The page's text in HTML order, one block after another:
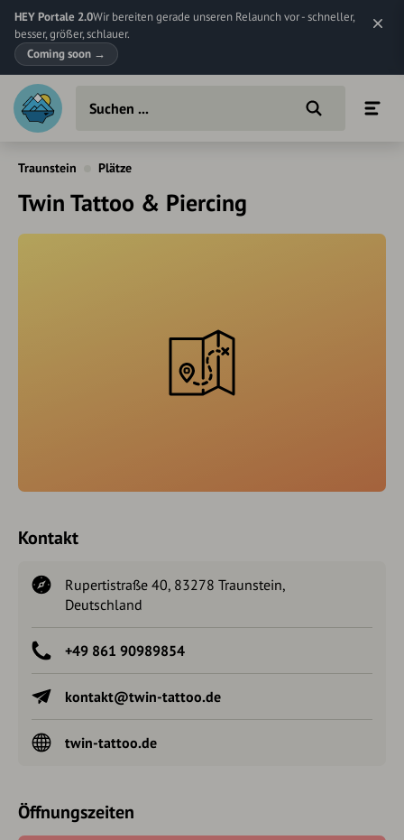
HEY Portale 2.0Wir bereiten gerade unseren Relaunch vor - schneller,
besser, größer, schlauer.
Coming soon →
Traunstein Plätze
Twin Tattoo & Piercing
Kontakt
Rupertistraße 40, 83278 Traunstein,
Deutschland
+49 861 90989854
kontakt@twin-tattoo.de
twin-tattoo.de
Öffnungszeiten